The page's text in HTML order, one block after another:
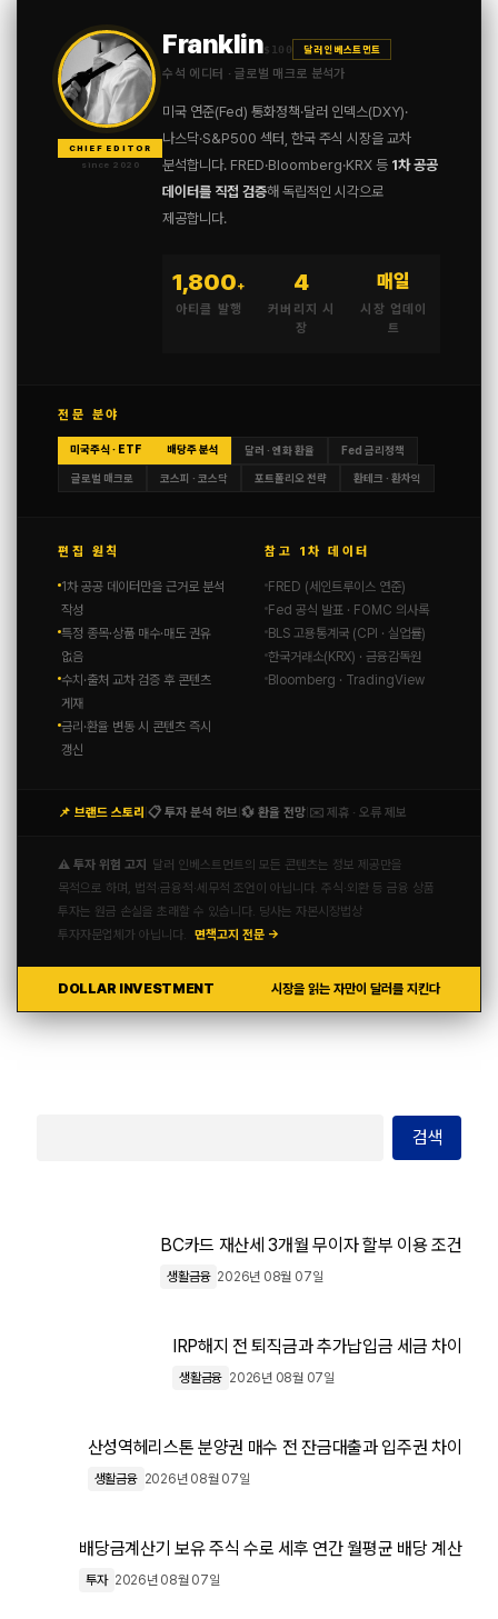
CHIEF EDITOR
since 2020
Franklin$100 달러 인베스트먼트
수석 에디터 · 글로벌 매크로 분석가
미국 연준(Fed) 통화정책·달러 인덱스(DXY)·
나스닥·S&P500 섹터, 한국 주식 시장을 교차
분석합니다. FRED·Bloomberg·KRX 등 1차 공공
데이터를 직접 검증해 독립적인 시각으로
제공합니다.
1,800+
아티클 발행
4
커버리지 시
장
매일
시장 업데이
트
전문 분야
미국주식 · ETF 배당주 분석 달러 · 엔화 환율 Fed 금리정책
글로벌 매크로 코스피 · 코스닥 포트폴리오 전략 환테크 · 환차익
편집 원칙
1차 공공 데이터만을 근거로 분석
작성
특정 종목·상품 매수·매도 권유
없음
수치·출처 교차 검증 후 콘텐츠
게재
금리·환율 변동 시 콘텐츠 즉시
갱신
참고 1차 데이터
FRED (세인트루이스 연준)
Fed 공식 발표 · FOMC 의사록
BLS 고용통계국 (CPI · 실업률)
한국거래소(KRX) · 금융감독원
Bloomberg · TradingView
📌 브랜드 스토리 📋 투자 분석 허브 💱 환율 전망 ✉️ 제휴 · 오류 제보
⚠️ 투자 위험 고지
달러 인베스트먼트의 모든 콘텐츠는 정보 제공만을
목적으로 하며, 법적·금융적·세무적 조언이 아닙니다. 주식·외환 등 금융 상품
투자는 원금 손실을 초래할 수 있습니다. 당사는 자본시장법상
투자자문업체가 아닙니다. 면책고지 전문 →
DOLLAR INVESTMENT 시장을 읽는 자만이 달러를 지킨다
검색
BC카드 재산세 3개월 무이자 할부 이용 조건
생활금융 2026년 08월 07일
IRP해지 전 퇴직금과 추가납입금 세금 차이
생활금융 2026년 08월 07일
산성역헤리스톤 분양권 매수 전 잔금대출과 입주권 차이
생활금융 2026년 08월 07일
배당금계산기 보유 주식 수로 세후 연간 월평균 배당 계산
투자 2026년 08월 07일